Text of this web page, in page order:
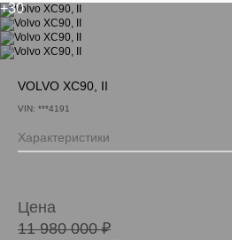
+30
VOLVO XC90, II
VIN: ***4191
Характеристики
Цена
11 980 000 ₽